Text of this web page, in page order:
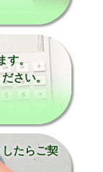
す。
さい。
たらご契